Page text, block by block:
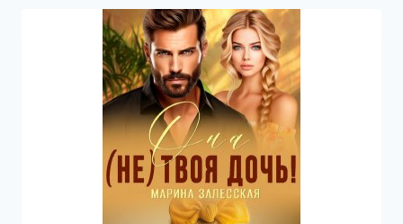
—
МАРИНА
ЗАЛЕССКАЯ